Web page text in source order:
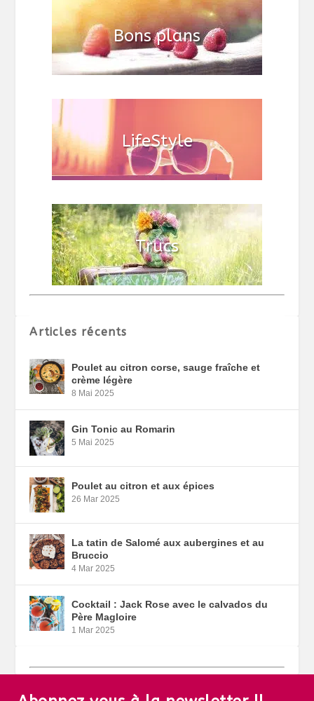
Articles récents
Poulet au citron corse, sauge fraîche et
crème légère
8 Mai 2025
Gin Tonic au Romarin
5 Mai 2025
Poulet au citron et aux épices
26 Mar 2025
La tatin de Salomé aux aubergines et au
Bruccio
4 Mar 2025
Cocktail : Jack Rose avec le calvados du
Père Magloire
1 Mar 2025